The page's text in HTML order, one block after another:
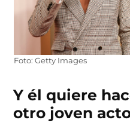
Foto: Getty Images
Y él quiere
otro joven